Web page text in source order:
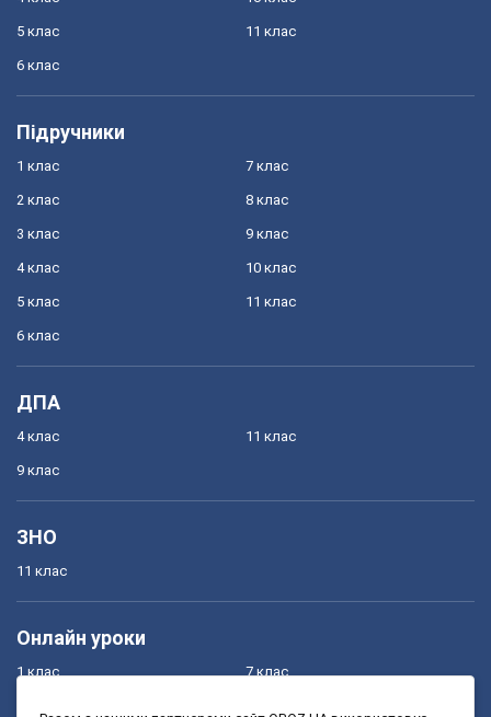
5 клас
6 клас
11 клас
Підручники
1 клас
2 клас
3 клас
4 клас
5 клас
6 клас
7 клас
8 клас
9 клас
10 клас
11 клас
ДПА
4 клас
9 клас
11 клас
ЗНО
11 клас
Онлайн уроки
1 клас 7 клас